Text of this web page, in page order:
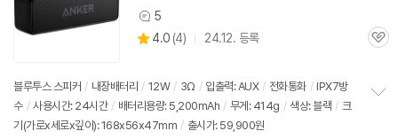
상
품
5
별
4.0 (상
4) 24.12. 등록
관
블루투스 스피커 / 내장배터리 / 12W / 3Ω / 입출력: AUX / 전화통화 / IPX7방
수 / 사용시간: 24시간 / 배터리용량: 5,200mAh / 무게: 414g / 색상: 블랙 / 크
기(가로x세로x깊이): 168x56x47mm / 출시가: 59,900원